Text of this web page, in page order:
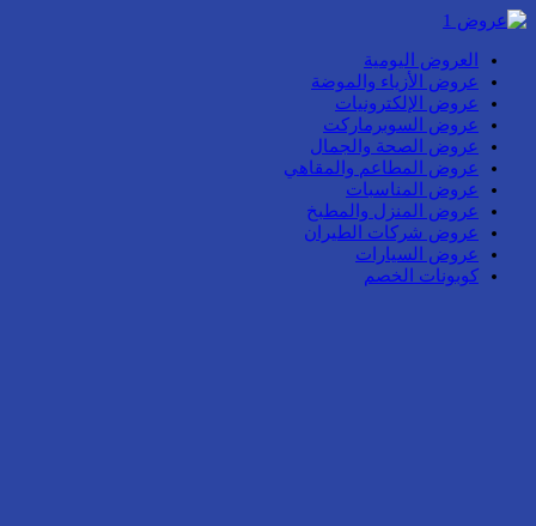
العروض اليومية
عروض الأزياء والموضة
عروض الإلكترونيات
عروض السوبرماركت
عروض الصحة والجمال
عروض المطاعم والمقاهي
عروض المناسبات
عروض المنزل والمطبخ
عروض شركات الطيران
عروض السيارات
كوبونات الخصم